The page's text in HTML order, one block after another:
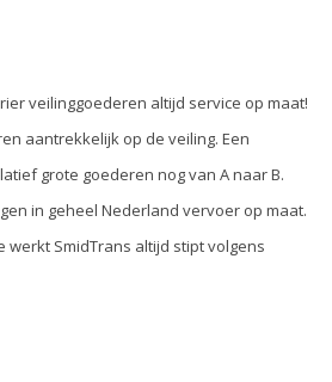
veilinggoederen altijd service op maat!
aantrekkelijk op de veiling. Een
grote goederen nog van A naar B.
in geheel Nederland vervoer op maat.
SmidTrans altijd stipt volgens